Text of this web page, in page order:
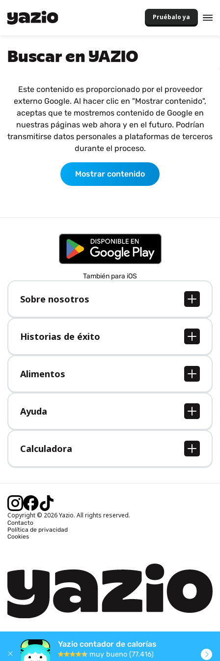
Pruébalo ya
Buscar en YAZIO
Este contenido es proporcionado por el proveedor
externo Google. Al hacer clic en "Mostrar contenido",
aceptas que te mostremos contenido de Google en
nuestras páginas web ahora y en el futuro. Podrían
transmitirse datos personales a plataformas de terceros
durante el proceso.
Mostrar contenido
También para iOS
Sobre nosotros
Sobre nosotros
Empleo
Prensa
Historias de éxito
Todas las historias de éxito
Alimentos
Todos los alimentos
Ayuda
Centro de ayuda
Calculadora
Calcular IMC
Calcular peso ideal
Calcular calorías quemadas
Copyright © 2026 Yazio. All rights reserved.
Contacto
Política de privacidad
Cookies
Yazio contador de calorías
muy bueno (77.416)